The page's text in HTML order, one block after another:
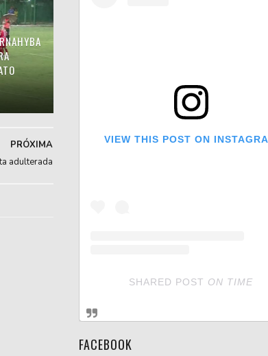
PRÓXIMA
adulterada
VIEW THIS POST ON
SHARED POST ON TIME
FACEBOOK